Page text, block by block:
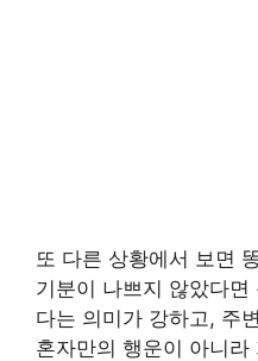
또 다른 상황에서 보면
기분이 나쁘지 않았다
다는 의미가 강하고, 주
혼자만의 행운이 아니